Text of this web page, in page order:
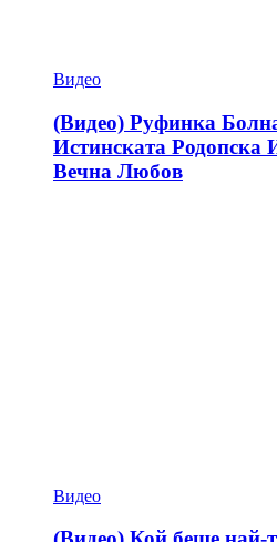
Видео
(Видео) Руфинка
Истинската Родопска
Вечна Любов
Видео